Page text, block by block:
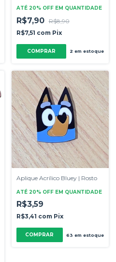
ATÉ 20% OFF EM QUANTIDADE
R$7,90 R$8,90
R$7,51 com Pix
COMPRAR 2 em estoque
Aplique Acrílico Bluey | Rosto
ATÉ 20% OFF EM QUANTIDADE
R$3,59
R$3,41 com Pix
COMPRAR 63 em estoque